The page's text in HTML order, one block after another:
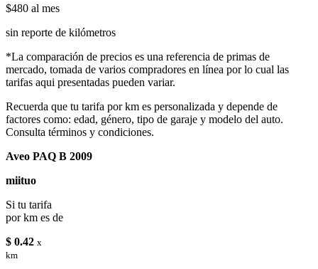
$480 al mes
sin reporte de kilómetros
*La comparación de precios es una referencia de primas de
mercado, tomada de varios compradores en línea por lo cual las
tarifas aqui presentadas pueden variar.
Recuerda que tu tarifa por km es personalizada y depende de
factores como: edad, género, tipo de garaje y modelo del auto.
Consulta términos y condiciones.
Aveo PAQ B 2009
miituo
Si tu tarifa
por km es de
$ 0.42 x
km